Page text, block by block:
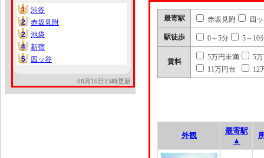
1
1
渋谷
2
2
赤坂見附
2
2
池袋
4
4
新宿
5
5 四ッ谷
08月10日15時更新
最寄駅 赤坂見附 四
駅徒歩 0～5分 5～10
賃料
5万円未満
5
11万円台
12
外観
最寄駅
▲